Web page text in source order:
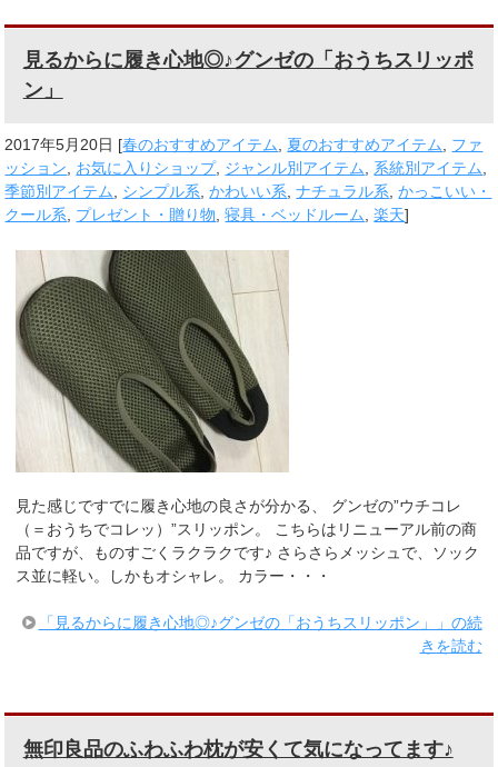
見るからに履き心地◎♪グンゼの「おうちスリッポ
ン」
2017年5月20日 [春のおすすめアイテム, 夏のおすすめアイテム, ファ
ッション, お気に入りショップ, ジャンル別アイテム, 系統別アイテム,
季節別アイテム, シンプル系,かわいい系,ナチュラル系,かっこいい・
クール系, プレゼント・贈り物,寝具・ベッドルーム,楽天]
見た感じですでに履き心地の良さが分かる、 グンゼの”ウチコレ
（＝おうちでコレッ）”スリッポン。 こちらはリニューアル前の商
品ですが、ものすごくラクラクです♪ さらさらメッシュで、ソック
ス並に軽い。しかもオシャレ。 カラー・・・
「見るからに履き心地◎♪グンゼの「おうちスリッポン」」の続
きを読む
無印良品のふわふわ枕が安くて気になってます♪